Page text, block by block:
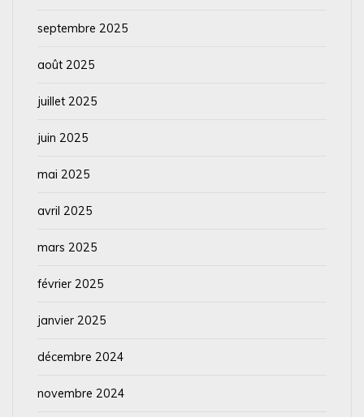
septembre 2025
août 2025
juillet 2025
juin 2025
mai 2025
avril 2025
mars 2025
février 2025
janvier 2025
décembre 2024
novembre 2024